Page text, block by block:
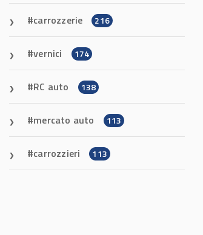
carrozzerie 216
vernici 174
RC auto 138
mercato auto 113
carrozzieri 113